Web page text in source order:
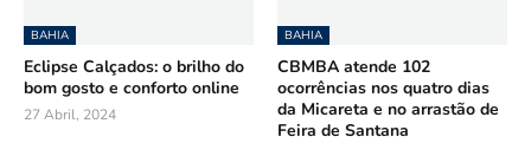
BAHIA
Eclipse Calçados: o brilho do
bom gosto e conforto online
27 Abril, 2024
BAHIA
CBMBA atende 102
ocorrências nos quatro dias
da Micareta e no arrastão de
Feira de Santana